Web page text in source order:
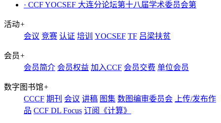
· CCF YOCSEF 大连分论坛第十八届学术委员会第
活动+
会议 竞赛 认证 培训 YOCSEF TF 吕梁扶贫
会员+
会员简介 会员权益 加入CCF 会员交费 单位会员
数字图书馆+
CCCF 期刊 会议 讲稿 图集 数图编审委员会
上传/发布作
品 CCF DL Focus 订阅《计算》